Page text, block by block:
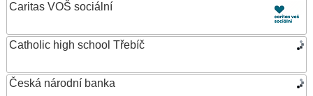
Caritas VOŠ sociální
Catholic high school Třebíč
Česká národní banka